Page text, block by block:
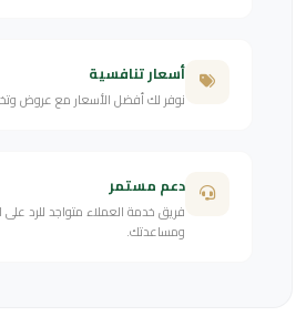
أسعار تنافسية
نوفر لك أفضل الأسعار مع عروض
دعم مستمر
فريق خدمة العملاء متواجد للرد على
ومساعدتك.